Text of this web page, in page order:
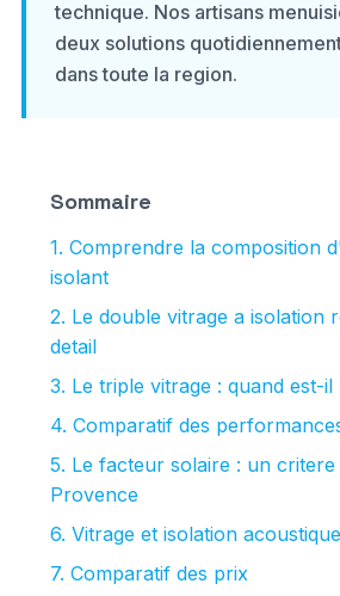
technique. Nos artisans
deux solutions
dans toute la region.
Sommaire
1. Comprendre la composition
isolant
2. Le double vitrage a isolation
detail
3. Le triple vitrage : quand est-
4. Comparatif des
5. Le facteur solaire : un
Provence
6. Vitrage et isolation acoustique
7. Comparatif des prix